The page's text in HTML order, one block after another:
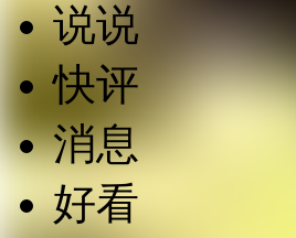
说说
快评
消息
好看